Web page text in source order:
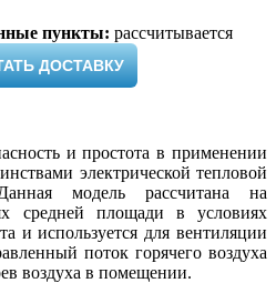
пункты: рассчитывается
ДОСТАВКУ
и простота в применении
электрической тепловой
модель рассчитана на
средней площади в условиях
и используется для вентиляции
поток горячего воздуха
воздуха в помещении.